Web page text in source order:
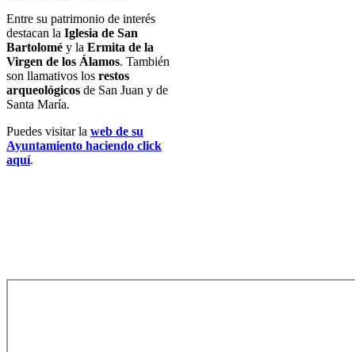
Entre su patrimonio de interés
destacan la Iglesia de San
Bartolomé y la Ermita de la
Virgen de los Álamos. También
son llamativos los restos
arqueológicos de San Juan y de
Santa María.
Puedes visitar la web de su
Ayuntamiento haciendo click
aquí.